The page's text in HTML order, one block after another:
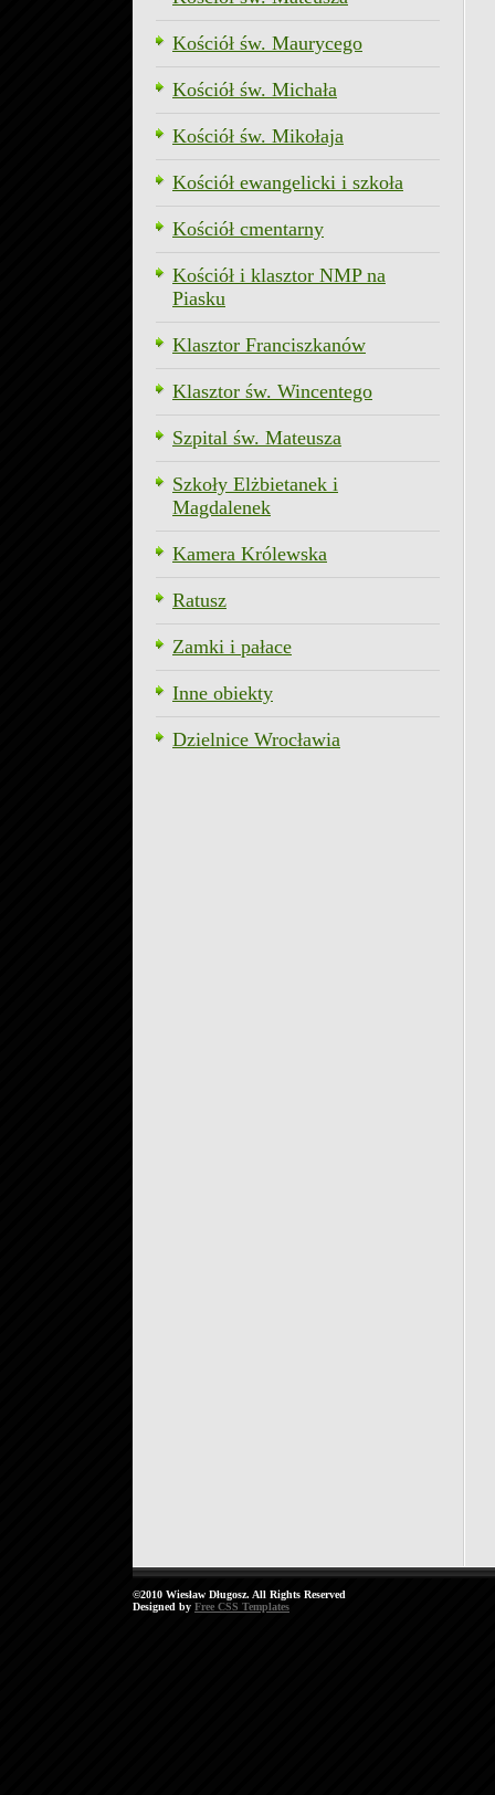
Kościół św. Maurycego
Kościół św. Michała
Kościół św. Mikołaja
Kościół ewangelicki i szkoła
Kościół cmentarny
Kościół i klasztor NMP na
Piasku
Klasztor Franciszkanów
Klasztor św. Wincentego
Szpital św. Mateusza
Szkoły Elżbietanek i
Magdalenek
Kamera Królewska
Ratusz
Zamki i pałace
Inne obiekty
Dzielnice Wrocławia
©2010 Wiesław Długosz. All Rights Reserved
Designed by Free CSS Templates